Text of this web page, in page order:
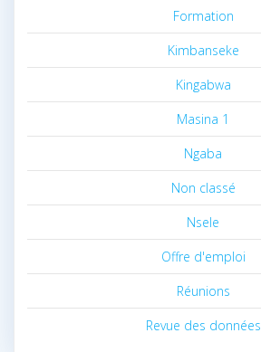
Formation
Kimbanseke
Kingabwa
Masina 1
Ngaba
Non classé
Nsele
Offre d'emploi
Réunions
Revue des données